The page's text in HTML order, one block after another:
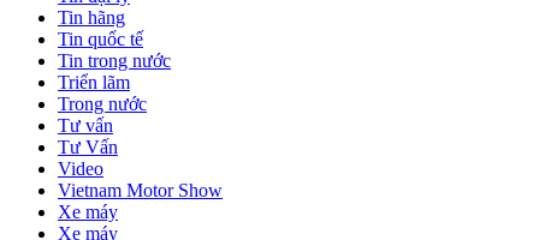
Tin hãng
Tin quốc tế
Tin trong nước
Triển lãm
Trong nước
Tư vấn
Tư Vấn
Video
Vietnam Motor Show
Xe máy
Xe máy